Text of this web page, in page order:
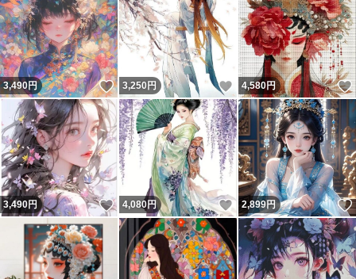
3,490円 いいね！
3,250 円 いいね！
4,580円
3,490円 いいね！
4,080円 いいね！
2,899円